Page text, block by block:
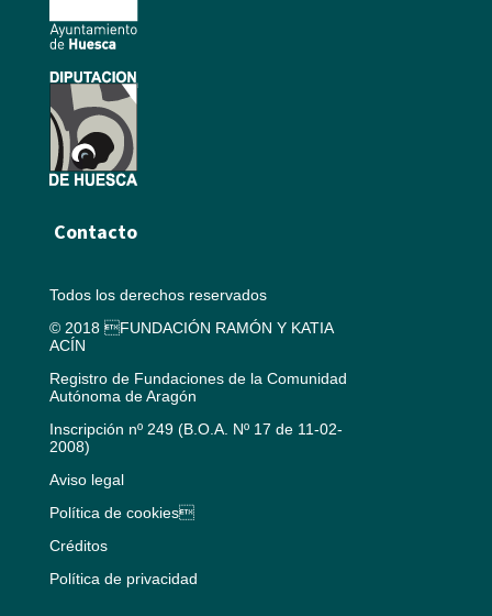
Contacto
Todos los derechos reservados
© 2018 FUNDACIÓN RAMÓN Y KATIA
ACÍN
Registro de Fundaciones de la Comunidad
Autónoma de Aragón
Inscripción nº 249 (B.O.A. Nº 17 de 11-02-
2008)
Aviso legal
Política de cookies
Créditos
Política de privacidad